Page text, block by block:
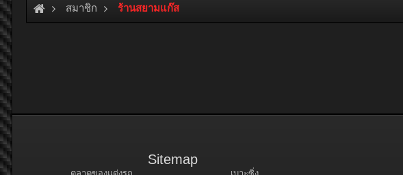
สมาชิก ร้านสยามแก๊ส
Sitemap